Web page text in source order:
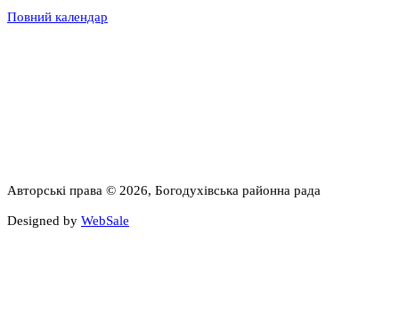
Повний календар
Авторські права © 2026, Богодухівська районна рада
Designed by WebSale